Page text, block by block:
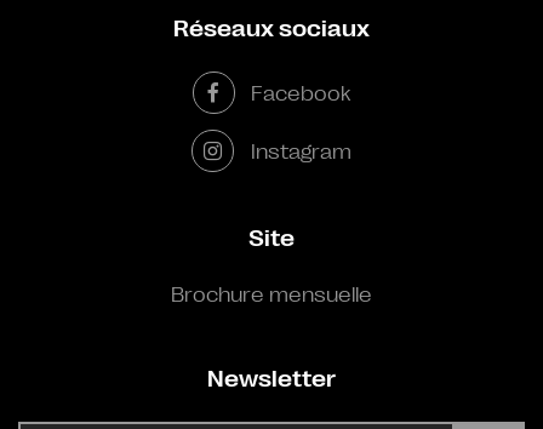
Réseaux sociaux
Facebook
Instagram
Site
Brochure mensuelle
Newsletter